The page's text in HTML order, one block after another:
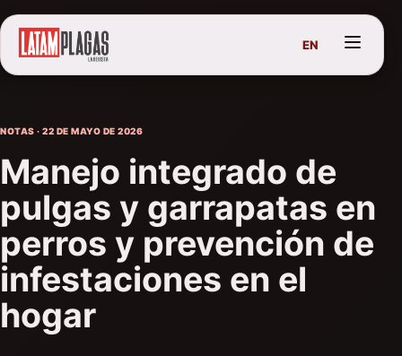
EN
NOTAS · 22 DE MAYO DE 2026
Manejo integrado de
pulgas y garrapatas en
perros y prevención de
infestaciones en el
hogar